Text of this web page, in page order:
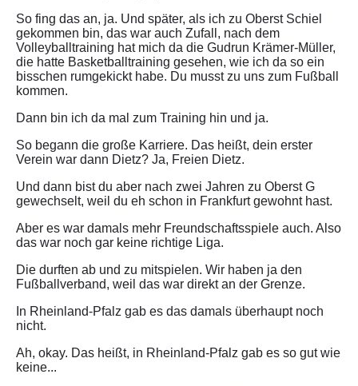
So fing das an, ja. Und später, als ich zu Oberst Schiel
gekommen bin, das war auch Zufall, nach dem
Volleyballtraining hat mich da die Gudrun Krämer-Müller,
die hatte Basketballtraining gesehen, wie ich da so ein
bisschen rumgekickt habe. Du musst zu uns zum Fußball
kommen.
Dann bin ich da mal zum Training hin und ja.
So begann die große Karriere. Das heißt, dein erster
Verein war dann Dietz? Ja, Freien Dietz.
Und dann bist du aber nach zwei Jahren zu Oberst G
gewechselt, weil du eh schon in Frankfurt gewohnt hast.
Aber es war damals mehr Freundschaftsspiele auch. Also
das war noch gar keine richtige Liga.
Die durften ab und zu mitspielen. Wir haben ja den
Fußballverband, weil das war direkt an der Grenze.
In Rheinland-Pfalz gab es das damals überhaupt noch
nicht.
Ah, okay. Das heißt, in Rheinland-Pfalz gab es so gut wie
keine...